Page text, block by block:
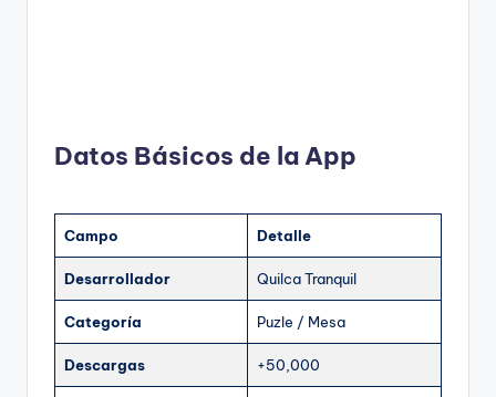
Datos Básicos de la App
Campo Detalle
Desarrollador Quilca Tranquil
Categoría Puzle / Mesa
Descargas +50,000